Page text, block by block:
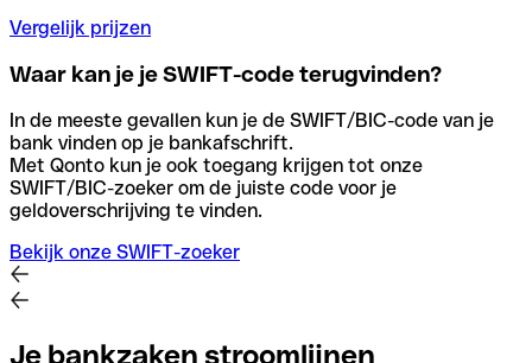
Vergelijk prijzen
Waar kan je je SWIFT-code terugvinden?
In de meeste gevallen kun je de SWIFT/BIC-code van je
bank vinden op je bankafschrift.
Met Qonto kun je ook toegang krijgen tot onze
SWIFT/BIC-zoeker om de juiste code voor je
geldoverschrijving te vinden.
Bekijk onze SWIFT-zoeker
Je bankzaken stroomlijnen